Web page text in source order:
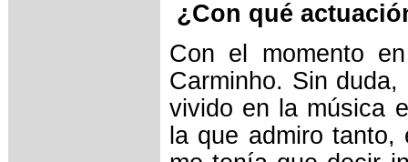
¿Con qué
Con el momento
Carminho. Sin
vivido en la música
la que admiro